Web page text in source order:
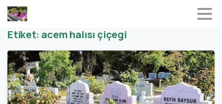
Etiket: acem halısı çiçegi